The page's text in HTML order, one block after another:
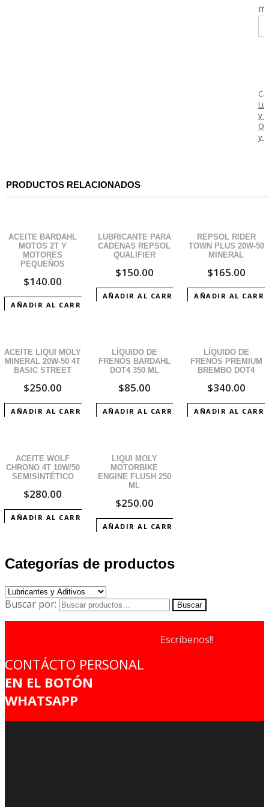
y
y
PRODUCTOS RELACIONADOS
ACEITE BARDAHL
MOTOS 2T Y
MOTORES
PEQUEÑOS
$140.00
AÑADIR AL CARRITO
LUBRICANTE PARA
CADENAS REPSOL
QUALIFIER
$150.00
AÑADIR AL CARRITO
REPSOL RIDER
TOWN PLUS 20W-50
MINERAL
$165.00
AÑADIR AL
ACEITE LIQUI MOLY
MINERAL 20W-50 4T
BASIC STREET
$250.00
AÑADIR AL CARRITO
LÍQUIDO DE
FRENOS BARDAHL
DOT4 350 ML
$85.00
AÑADIR AL CARRITO
LÍQUIDO DE
FRENOS PREMIUM
BREMBO DOT4
$340.00
AÑADIR AL
ACEITE WOLF
CHRONO 4T 10W/50
SEMISINTÉTICO
$280.00
AÑADIR AL CARRITO
LIQUI MOLY
MOTORBIKE
ENGINE FLUSH 250
ML
$250.00
AÑADIR AL CARRITO
Categorías de productos
Buscar por: Buscar
CONTÁCTO PERSONAL
EN EL BOTÓN
WHATSAPP
Escríbenos!!